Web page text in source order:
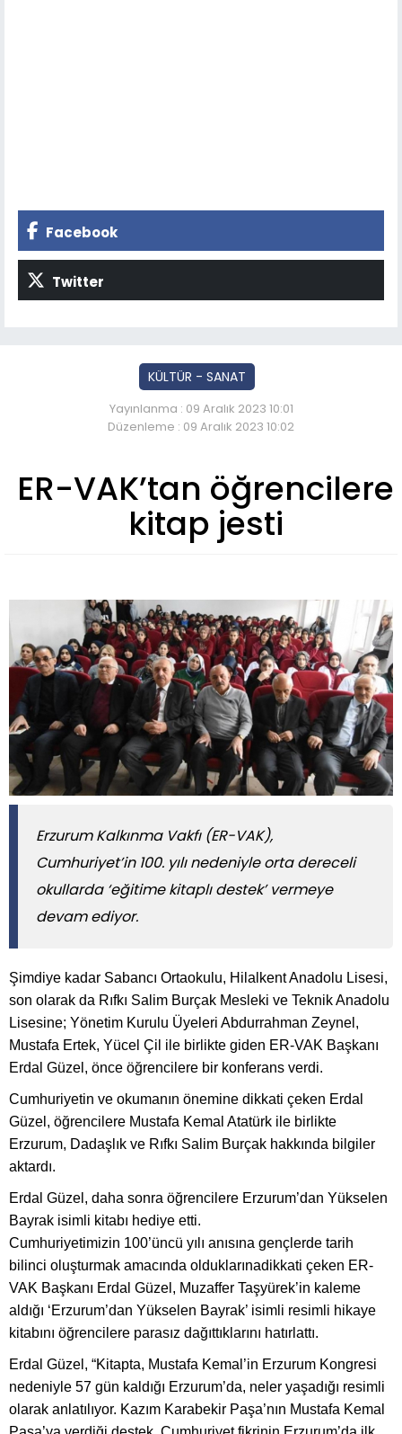
Facebook
Twitter
KÜLTÜR - SANAT
Yayınlanma : 09 Aralık 2023 10:01
Düzenleme : 09 Aralık 2023 10:02
ER-VAK’tan öğrencilere
kitap jesti
Erzurum Kalkınma Vakfı (ER-VAK),
Cumhuriyet’in 100. yılı nedeniyle orta dereceli
okullarda ‘eğitime kitaplı destek’ vermeye
devam ediyor.
Şimdiye kadar Sabancı Ortaokulu, Hilalkent Anadolu Lisesi,
son olarak da Rıfkı Salim Burçak Mesleki ve Teknik Anadolu
Lisesine; Yönetim Kurulu Üyeleri Abdurrahman Zeynel,
Mustafa Ertek, Yücel Çil ile birlikte giden ER-VAK Başkanı
Erdal Güzel, önce öğrencilere bir konferans verdi.
Cumhuriyetin ve okumanın önemine dikkati çeken Erdal
Güzel, öğrencilere Mustafa Kemal Atatürk ile birlikte
Erzurum, Dadaşlık ve Rıfkı Salim Burçak hakkında bilgiler
aktardı.
Erdal Güzel, daha sonra öğrencilere Erzurum’dan Yükselen
Bayrak isimli kitabı hediye etti.
Cumhuriyetimizin 100’üncü yılı anısına gençlerde tarih
bilinci oluşturmak amacında olduklarınadikkati çeken ER-
VAK Başkanı Erdal Güzel, Muzaffer Taşyürek’in kaleme
aldığı ‘Erzurum’dan Yükselen Bayrak’ isimli resimli hikaye
kitabını öğrencilere parasız dağıttıklarını hatırlattı.
Erdal Güzel, “Kitapta, Mustafa Kemal’in Erzurum Kongresi
nedeniyle 57 gün kaldığı Erzurum’da, neler yaşadığı resimli
olarak anlatılıyor. Kazım Karabekir Paşa’nın Mustafa Kemal